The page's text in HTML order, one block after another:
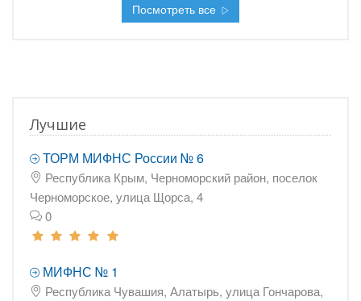
Посмотреть все
Лучшие
ТОРМ МИФНС России № 6
Республика Крым, Черноморский район, поселок
Черноморское, улица Щорса, 4
0
МИФНС № 1
Республика Чувашия, Алатырь, улица Гончарова,